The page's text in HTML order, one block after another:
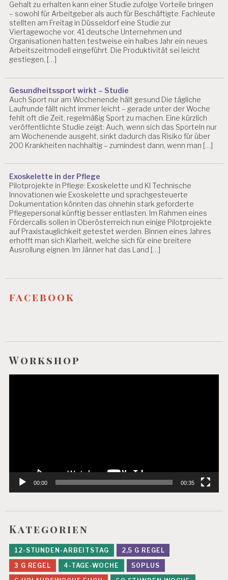
S
C
E
R
B
L
T
U
N
G
E
E
H
L
E
A
N
S
U
H
F
R
U
E
S
U
N
D
Gehalt zu erhalten kann einer Studie zufolge Vorteile bringen
– sowohl für Arbeitgeber als auch für Beschäftigte. Fachleute
stellten am Freitag in Düsseldorf eine Studie zur
Viertagewoche vor. 41 deutsche Unternehmen und
Organisationen hatten testweise ein halbes Jahr ein neues
Arbeitszeitmodell eingeführt. Die Produktivität sei leicht
gestiegen, […]
Gesundheitssport wirkt – Studie
Auch Sport nur am Wochenende hält gesund Die tägliche
Laufrunde fällt nicht immer leicht – gerade unter der Woche
fehlt oft die Zeit, regelmäßig Sport zu machen. Eine kürzlich
veröffentlichte Studie zeigt: Auch, wenn sich das Sporteln nur
am Wochenende ausgeht, sinkt dadurch das Risiko für über
200 Krankheiten nachhaltig – zumindest dann, wenn man […]
Exoskelette in der Pflege
Pilotprojekte in Pflege: Exoskelette und KI Technische
Innovationen wie Exoskelette und sprachgesteuerte
Dokumentation könnten das ohnehin stark geforderte
Pflegepersonal künftig besser entlasten. Im Rahmen eines
Fördercalls sollen in Oberösterreich nun einige Pilotprojekte
auf Praxistauglichkeit getestet werden. Binnen eines Jahres
erhofft man sich Klarheit, welche sich für eine breitere
Ausrollung eignen. Im Jänner hat das Land […]
facebook
Workshop
00:00 00:35
Kategorien
12-STUNDEN-ARBEITSTAG
2,5 G REGEL
3 G REGEL
4-TAGE-WOCHE
50PLUS